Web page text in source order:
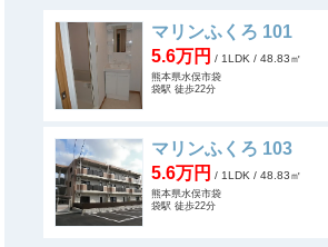
マリンふくろ 101
5.6万円 / 1LDK / 48.83㎡
熊本県水俣市袋
袋駅 徒歩22分
マリンふくろ 103
5.6万円 / 1LDK / 48.83㎡
熊本県水俣市袋
袋駅 徒歩22分